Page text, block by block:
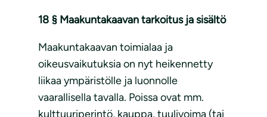
18 § Maakuntakaavan tarkoitus ja sisältö
Maakuntakaavan toimialaa ja
oikeusvaikutuksia on nyt heikennetty
liikaa ympäristölle ja luonnolle
vaarallisella tavalla. Poissa ovat mm.
kulttuuriperintö, kauppa, tuulivoima (tai